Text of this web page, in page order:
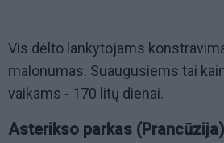
Vis dėlto lankytojams
malonumas. Suaugusiems tai
vaikams - 170 litų dienai.
Asterikso parkas (Prancūzija)